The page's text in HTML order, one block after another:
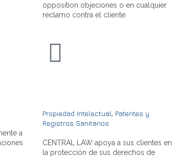
opposition objeciones o en cualquier
reclamo contra el cliente.
a
Propiedad Intelectual, Patentes y
Registros Sanitarios
CENTRAL LAW apoya a sus clientes en
la protección de sus derechos de